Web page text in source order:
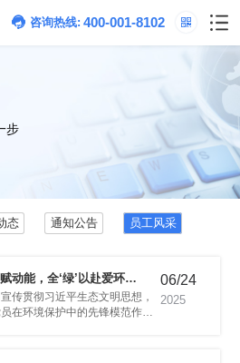
咨询热线: 400-001-8102
步
态 通知公告 员工风采
活动顺利开展
06/24
2025